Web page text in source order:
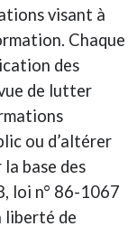
visant à
Chaque
des
de lutter
ou d’altérer
base des
loi n° 86-1067
liberté de